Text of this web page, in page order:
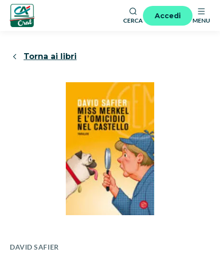
CERCA
Accedi
MENU
Torna ai libri
DAVID SAFIER